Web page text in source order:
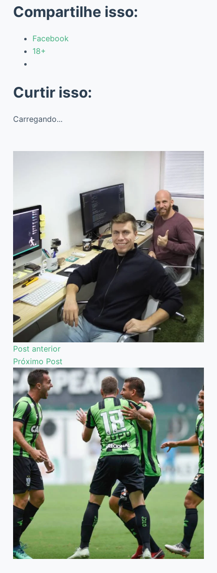
Compartilhe isso:
Facebook
18+
Curtir isso:
Carregando...
Post anterior
Próximo Post